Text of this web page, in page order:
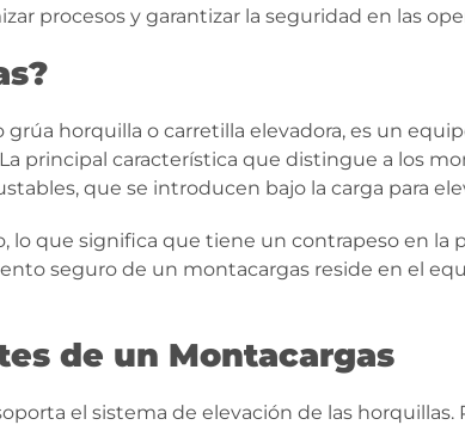
procesos y garantizar la seguridad en las
horquilla o carretilla elevadora, es un
principal característica que distingue a los
que se introducen bajo la carga para
que significa que tiene un contrapeso en la
seguro de un montacargas reside en el
de un Montacargas
el sistema de elevación de las